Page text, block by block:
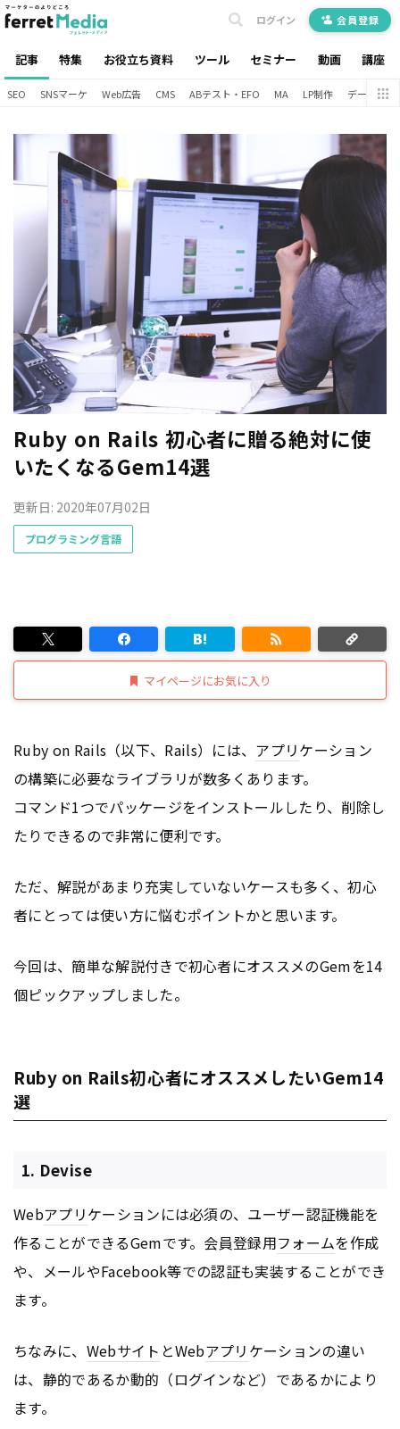
記事 特集 お役立ち資料 ツール セミナー 動画 講座
ログイン 会員登録
SEO SNSマーケ Web広告 CMS ABテスト・EFO MA LP制作 データ分析
Ruby on Rails 初心者に贈る絶対に使
いたくなるGem14選
更新日: 2020年07月02日
プログラミング言語
マイページにお気に入り
Ruby on Rails（以下、Rails）には、 アプリケーション
の構築に必要なライブラリが数多くあります。
コマンド1つでパッケージをインストールしたり、削除し
たりできるので非常に便利です。
ただ、解説があまり充実していないケースも多く、初心
者にとっては使い方に悩むポイントかと思います。
今回は、簡単な解説付きで初心者にオススメのGemを14
個ピックアップしました。
Ruby on Rails初心者にオススメしたいGem14
選
1. Devise
Webアプリケーションには必須の、ユーザー認証機能を
作ることができるGemです。会員登録用フォームを作成
や、メールやFacebook等での認証も実装することができ
ます。
ちなみに、 Webサイト とWebアプリ ケーションの違い
は、静的であるか動的（ログインなど）であるかにより
ます。